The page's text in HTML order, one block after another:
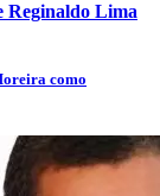
Reginaldo Lima
como